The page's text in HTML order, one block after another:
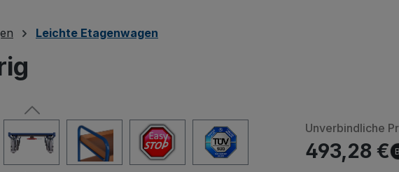
Leichte Etagenwagen
Unverbindliche
493,28 €